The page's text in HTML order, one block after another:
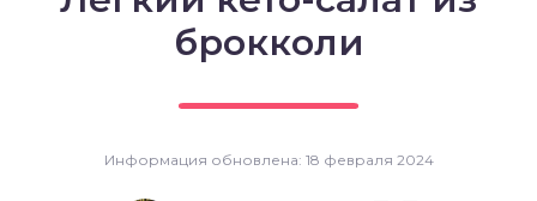
брокколи
Информация обновлена: 18 февраля 2024